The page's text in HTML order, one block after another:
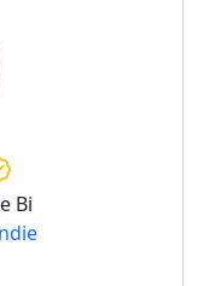
Bi